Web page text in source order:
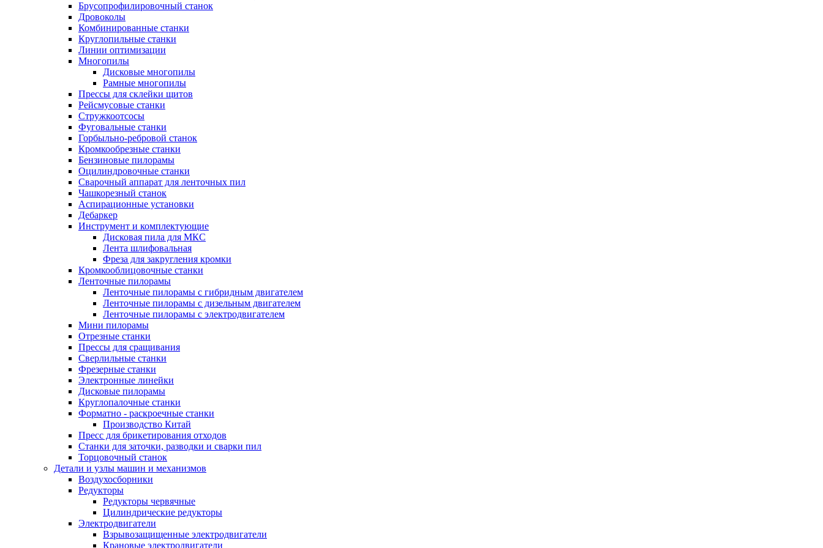
Брусопрофилировочный станок
Дровоколы
Комбинированные станки
Круглопильные станки
Линии оптимизации
Многопилы
Дисковые многопилы
Рамные многопилы
Прессы для склейки щитов
Рейсмусовые станки
Стружкоотсосы
Фуговальные станки
Горбыльно-ребровой станок
Кромкообрезные станки
Бензиновые пилорамы
Оцилиндровочные станки
Сварочный аппарат для ленточных пил
Чашкорезный станок
Аспирационные установки
Дебаркер
Инструмент и комплектующие
Дисковая пила для МКС
Лента шлифовальная
Фреза для закругления кромки
Кромкооблицовочные станки
Ленточные пилорамы
Ленточные пилорамы с гибридным двигателем
Ленточные пилорамы с дизельным двигателем
Ленточные пилорамы с электродвигателем
Мини пилорамы
Отрезные станки
Прессы для сращивания
Сверлильные станки
Фрезерные станки
Электронные линейки
Дисковые пилорамы
Круглопалочные станки
Форматно - раскроечные станки
Производство Китай
Пресс для брикетирования отходов
Станки для заточки, разводки и сварки пил
Торцовочный станок
Детали и узлы машин и механизмов
Воздухосборники
Редукторы
Редукторы червячные
Цилиндрические редукторы
Электродвигатели
Взрывозащищенные электродвигатели
Крановые электродвигатели